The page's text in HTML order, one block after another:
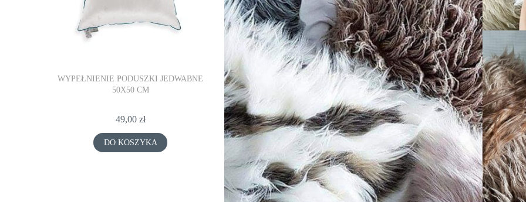
WYPEŁNIENIE PODUSZKI JEDWABNE
50X50 CM
49,00 zł
DO KOSZYKA
WYPEŁNIENIE PODUSZKI JEDWABNE
55,00 zł
DO KOSZYKA
PODUSZKA DEKORACYJNA DIJON
CM
123,00 zł
DO KOSZYKA